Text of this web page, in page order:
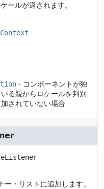
ールが返されます。
- コンポーネントが独
る親からロケールを判別
されていない場合
ー・リストに追加します。